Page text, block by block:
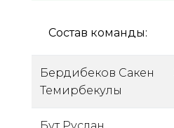
Состав команды:
Бердибеков Сакен
Темирбекулы